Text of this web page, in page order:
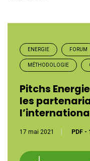
ENERGIE FORUM
MÉTHODOLOGIE
Pitchs
les
17 mai 2021 PDF -